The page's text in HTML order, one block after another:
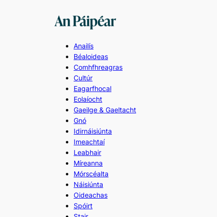
Anailís
Béaloideas
Comhfhreagras
Cultúr
Eagarfhocal
Eolaíocht
Gaeilge & Gaeltacht
Gnó
Idirnáisiúnta
Imeachtaí
Leabhair
Míreanna
Mórscéalta
Náisiúnta
Oideachas
Spóirt